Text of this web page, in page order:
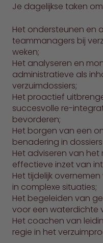
Je dagelijkse taken
Het ondersteunen en
teammanagers bij
weken;
Het analyseren en
administratieve als
verzuimdossiers;
Het proactief
succesvolle re-
bevorderen;
Het borgen van een
benadering in
Het adviseren van
effectieve inzet van
Het tijdelijk
in complexe situaties;
Het begeleiden van
voor een waterdichte
Het coachen van
regie in het